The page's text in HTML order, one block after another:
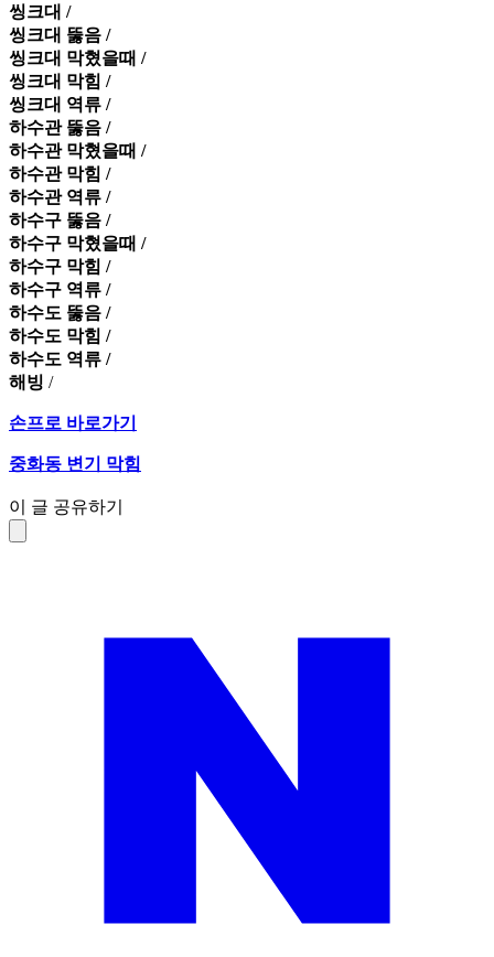
씽크대 /
씽크대 뚫음 /
씽크대 막혔을때 /
씽크대 막힘 /
씽크대 역류 /
하수관 뚫음 /
하수관 막혔을때 /
하수관 막힘 /
하수관 역류 /
하수구 뚫음 /
하수구 막혔을때 /
하수구 막힘 /
하수구 역류 /
하수도 뚫음 /
하수도 막힘 /
하수도 역류 /
해빙 /
손프로 바로가기
중화동 변기 막힘
이 글 공유하기